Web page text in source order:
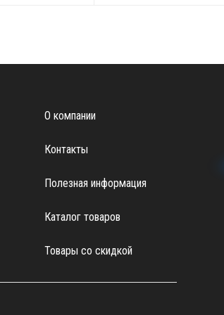
О компании
Контакты
Полезная информация
Каталог товаров
Товары со скидкой